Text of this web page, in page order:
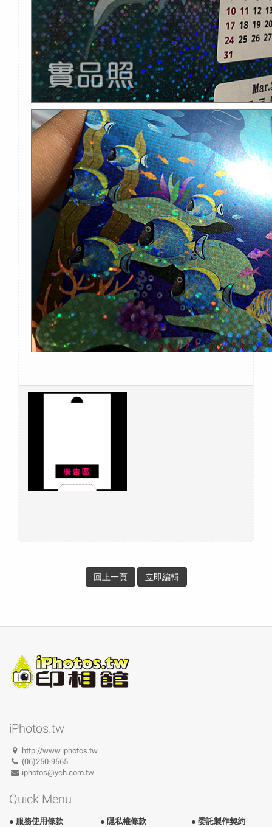
回上一頁 立即編輯
iPhotos.tw
http://www.iphotos.tw
(06)250-9565
iphotos@ych.com.tw
Quick Menu
● 服務使用條款 ● 隱私權條款
● 委託製作契約